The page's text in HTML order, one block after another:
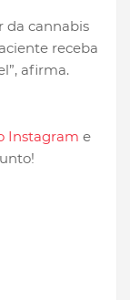
da cannabis
receba
afirma.
Instagram e